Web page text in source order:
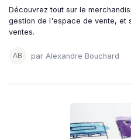
Découvrez tout sur le
gestion de l'espace de vente, et
ventes.
par Alexandre Bouchard